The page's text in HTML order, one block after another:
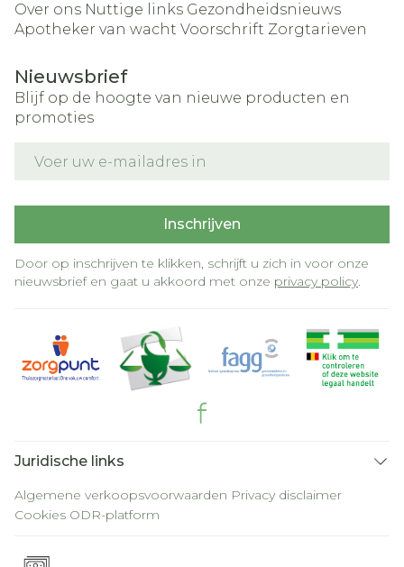
Over ons Nuttige links Gezondheidsnieuws
Apotheker van wacht Voorschrift Zorgtarieven
Nieuwsbrief
Blijf op de hoogte van nieuwe producten en
promoties
Inschrijven
Door op inschrijven te klikken, schrijft u zich in voor onze
nieuwsbrief en gaat u akkoord met onze privacy policy.
Juridische links
Algemene verkoopsvoorwaarden Privacy disclaimer
Cookies ODR-platform